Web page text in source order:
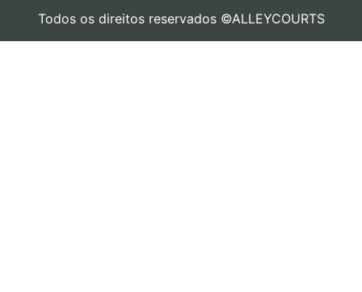
Todos os direitos reservados ©ALLEYCOURTS